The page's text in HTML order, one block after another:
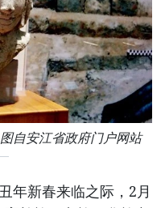
自安江省政府门户网站
新春来临之际，2月